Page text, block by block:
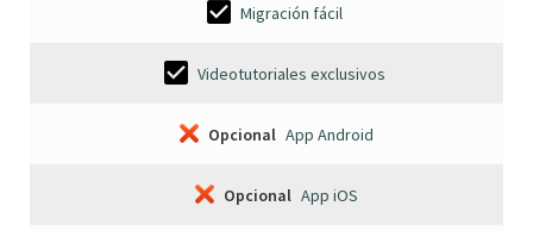
Migración fácil
Videotutoriales exclusivos
Opcional App Android
Opcional App iOS